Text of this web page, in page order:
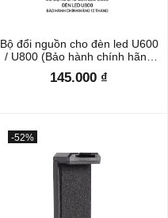
Bộ đổi nguồn cho đèn led U600
/ U800 (Bảo hành chính hãng
12 tháng)
145.000 ₫
-52%